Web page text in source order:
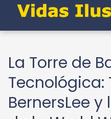
La Torre de
Tecnológica:
BernersLee